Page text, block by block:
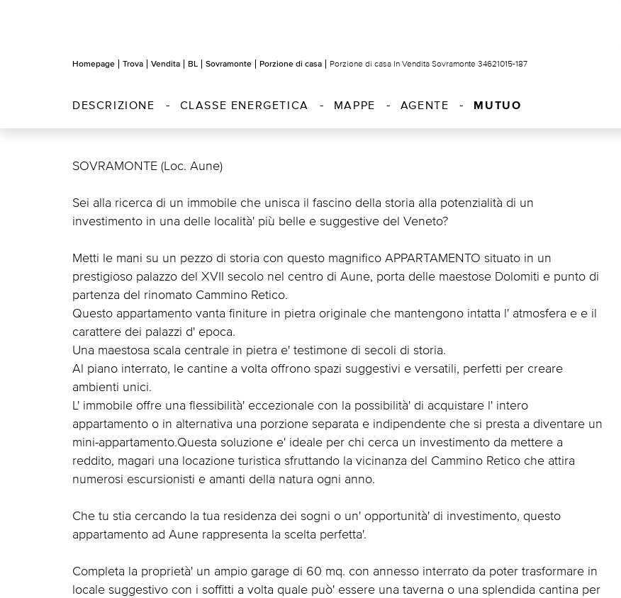
Homepage Trova Vendita BL Sovramonte Porzione di casa Porzione di casa In Vendita Sovramonte 34621015-187
DESCRIZIONE CLASSE ENERGETICA MAPPE AGENTE MUTUO
SOVRAMONTE (Loc. Aune)
Sei alla ricerca di un immobile che unisca il fascino della storia alla potenzialità di un
investimento in una delle località' più belle e suggestive del Veneto?
Metti le mani su un pezzo di storia con questo magnifico APPARTAMENTO situato in un
prestigioso palazzo del XVII secolo nel centro di Aune, porta delle maestose Dolomiti e punto di
partenza del rinomato Cammino Retico.
Questo appartamento vanta finiture in pietra originale che mantengono intatta l' atmosfera e e il
carattere dei palazzi d' epoca.
Una maestosa scala centrale in pietra e' testimone di secoli di storia.
Al piano interrato, le cantine a volta offrono spazi suggestivi e versatili, perfetti per creare
ambienti unici.
L' immobile offre una flessibilità' eccezionale con la possibilità' di acquistare l' intero
appartamento o in alternativa una porzione separata e indipendente che si presta a diventare un
mini-appartamento.Questa soluzione e' ideale per chi cerca un investimento da mettere a
reddito, magari una locazione turistica sfruttando la vicinanza del Cammino Retico che attira
numerosi escursionisti e amanti della natura ogni anno.
Che tu stia cercando la tua residenza dei sogni o un' opportunità' di investimento, questo
appartamento ad Aune rappresenta la scelta perfetta'.
Completa la proprietà' un ampio garage di 60 mq. con annesso interrato da poter trasformare in
locale suggestivo con i soffitti a volta quale può' essere una taverna o una splendida cantina per